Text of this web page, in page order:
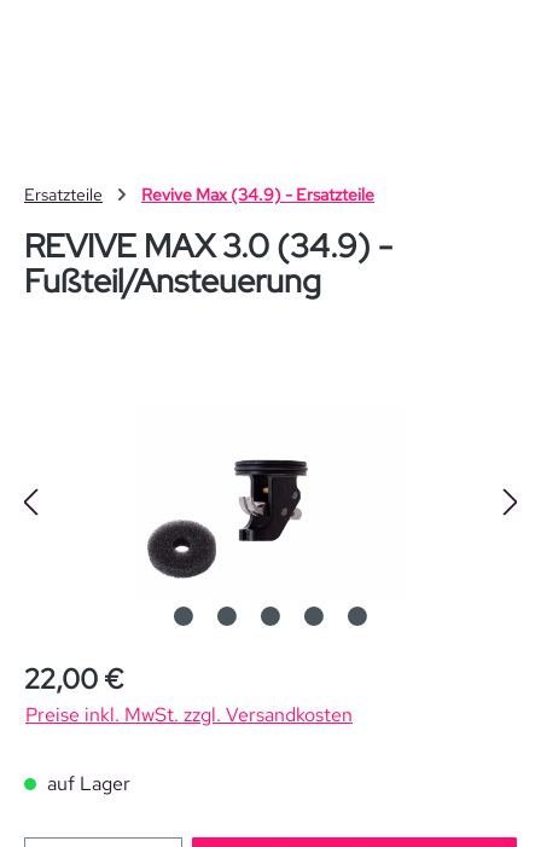
Zum Hauptinhalt springen
Ersatzteile Revive Max (34.9) - Ersatzteile
REVIVE MAX 3.0 (34.9) -
Fußteil/Ansteuerung
Regulärer Preis:
22,00 €
Preise inkl. MwSt. zzgl. Versandkosten
auf Lager